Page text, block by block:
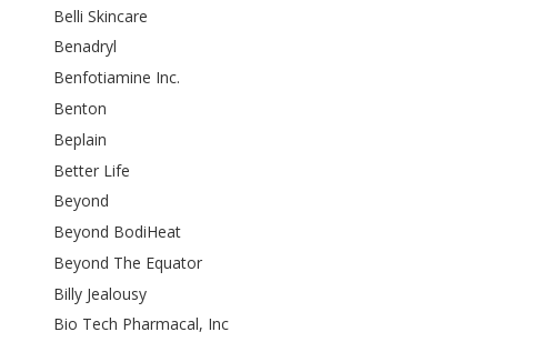
Belli Skincare
Benadryl
Benfotiamine Inc.
Benton
Beplain
Better Life
Beyond
Beyond BodiHeat
Beyond The Equator
Billy Jealousy
Bio Tech Pharmacal, Inc